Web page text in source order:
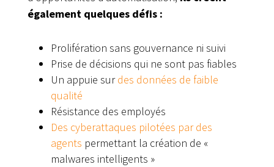
également quelques défis :
Prolifération sans gouvernance ni suivi
Prise de décisions qui ne sont pas fiables
Un appuie surdes données de faible
qualité
Résistance des employés
Des cyberattaques pilotées par des
agents permettant la création de «
malwares intelligents »